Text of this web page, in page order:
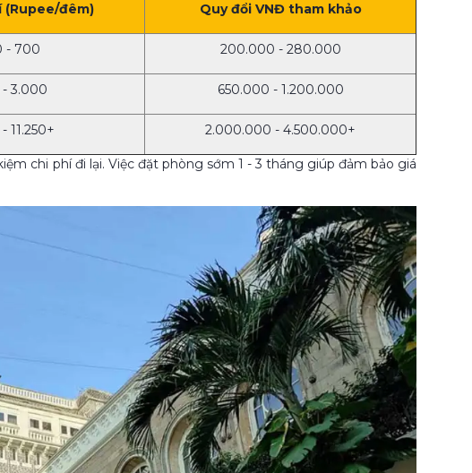
(Rupee/đêm) Quy đổi VNĐ tham khảo
- 700 200.000 - 280.000
- 3.000 650.000 - 1.200.000
11.250+ 2.000.000 - 4.500.000+
chi phí đi lại. Việc đặt phòng sớm 1 - 3 tháng giúp đảm bảo giá